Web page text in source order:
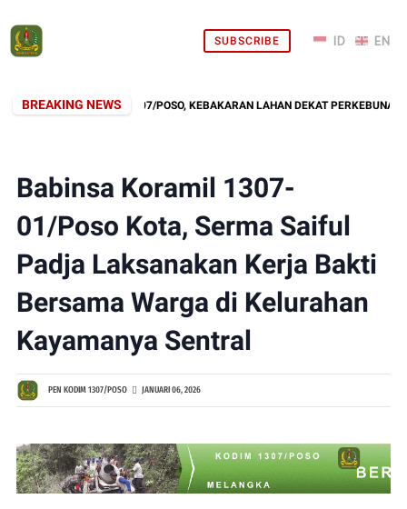
SUBSCRIBE
BREAKING NEWS
CEPAT KODIM 1307/POSO, KEBAKARAN LAHAN DEKAT PERKEBUNAN
Babinsa Koramil 1307-
01/Poso Kota, Serma Saiful
Padja Laksanakan Kerja Bakti
Bersama Warga di Kelurahan
Kayamanya Sentral
PEN KODIM 1307/POSO JANUARI 06, 2026